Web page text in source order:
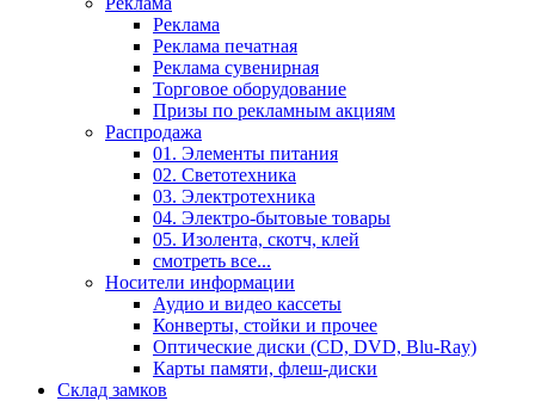
Реклама
Реклама печатная
Реклама сувенирная
Торговое оборудование
Призы по рекламным акциям
Распродажа
01. Элементы питания
02. Светотехника
03. Электротехника
04. Электро-бытовые товары
05. Изолента, скотч, клей
смотреть все...
Носители информации
Аудио и видео кассеты
Конверты, стойки и прочее
Оптические диски (CD, DVD, Blu-Ray)
Карты памяти, флеш-диски
Склад замков